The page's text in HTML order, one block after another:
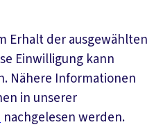
Erhalt der ausgewählten
Einwilligung kann
Nähere Informationen
in unserer
nachgelesen werden.